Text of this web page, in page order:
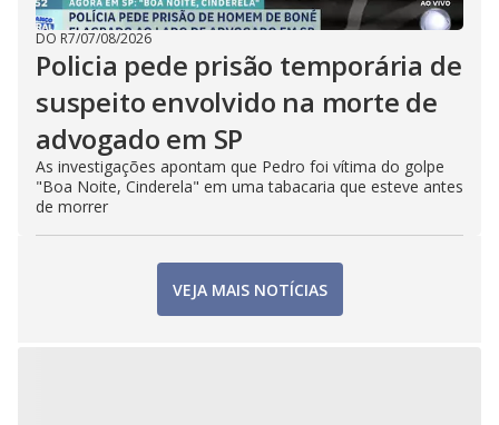
DO R7/07/08/2026
Policia pede prisão temporária de
suspeito envolvido na morte de
advogado em SP
As investigações apontam que Pedro foi vítima do golpe
"Boa Noite, Cinderela" em uma tabacaria que esteve antes
de morrer
VEJA MAIS NOTÍCIAS